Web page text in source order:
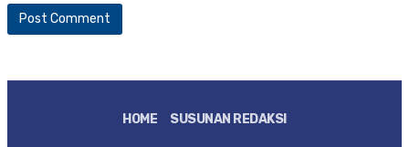
HOME SUSUNAN REDAKSI